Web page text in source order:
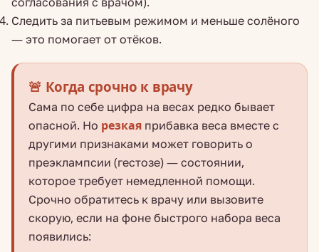
Следить за питьевым режимом и меньше солёного
— это помогает от отёков.
🚨 Когда срочно к врачу
Сама по себе цифра на весах редко бывает
опасной. Но резкая прибавка веса вместе с
другими признаками может говорить о
преэклампсии (гестозе) — состоянии,
которое требует немедленной помощи.
Срочно обратитесь к врачу или вызовите
скорую, если на фоне быстрого набора веса
появились: